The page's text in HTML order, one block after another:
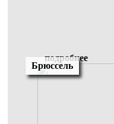
подробнее
Брюссель